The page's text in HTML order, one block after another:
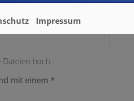
Dateien hoch.
mit einem *
Impressum